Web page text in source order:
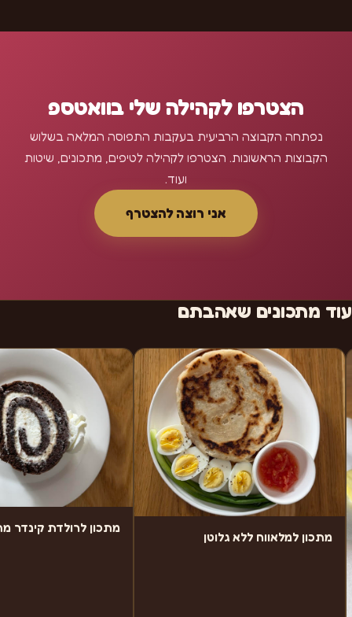
הצטרפו לקהילה שלי בוואטספ
נפתחה הקבוצה הרביעית בעקבות התפוסה המלאה בשלוש
הקבוצות הראשונות. הצטרפו לקהילה לטיפים, מתכונים, שיטות
ועוד.
אני רוצה להצטרף
עוד מתכונים שאהבתם
מתכון למלאווח ללא גלוטן
מתכון לרולדת קינדר